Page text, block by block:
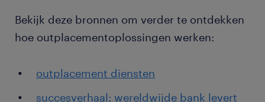
Bekijk deze bronnen om verder te ontdekken
hoe outplacementoplossingen werken:
outplacement diensten
succesverhaal: wereldwijde bank levert